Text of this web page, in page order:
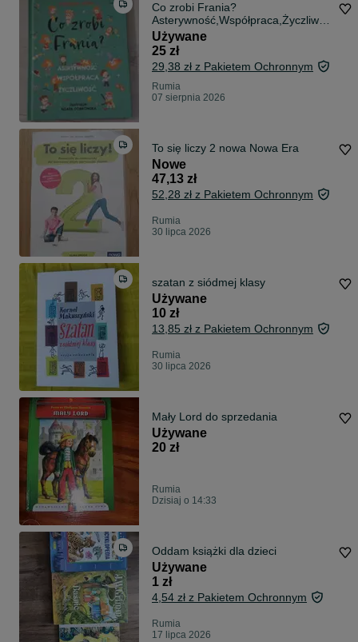
Co zrobi Frania?
Asterywność,Współpraca,Życzliwoś
ćUżywane
25 zł
29,38 zł z Pakietem Ochronnym
Rumia
07 sierpnia 2026
To się liczy 2 nowa Nowa Era
Nowe
47,13 zł
52,28 zł z Pakietem Ochronnym
Rumia
30 lipca 2026
szatan z siódmej klasy
Używane
10 zł
13,85 zł z Pakietem Ochronnym
Rumia
30 lipca 2026
Mały Lord do sprzedania
Używane
20 zł
Rumia
Dzisiaj o 14:33
Oddam książki dla dzieci
Używane
1 zł
4,54 zł z Pakietem Ochronnym
Rumia
17 lipca 2026